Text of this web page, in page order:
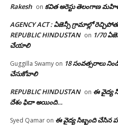
Rakesh on కవిత అరెస్టు తెలంగాణ
AGENCY ACT : ఏజెన్సీ గ్రామాల్లో
REPUBLIC HINDUSTAN on 1/70
చేయాలి
Guggilla Swamy on 18 సంవత్సరాలు
చేసుకోవాలి
REPUBLIC HINDUSTAN on ఈ వైద్య
దేశం ఫిదా అయింది…
Syed Qamar on ఈ వైద్య సిబ్బంది